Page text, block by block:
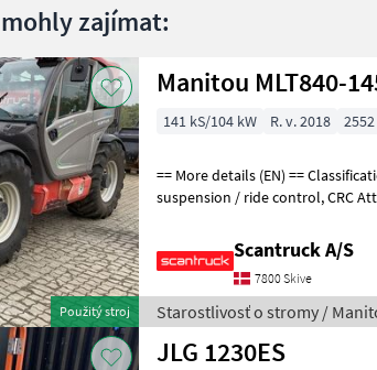
zajímat:
Použitý stroj
Manitou MLT840-
141 kS/104 kW R. v. 2018
== More details (EN) == Classification: B Steering: 4 wheel steering Boom / loading arm: Boom
Scantruck A/S
7800 Skive
Starostlivosť o stromy /
JLG 1230ES